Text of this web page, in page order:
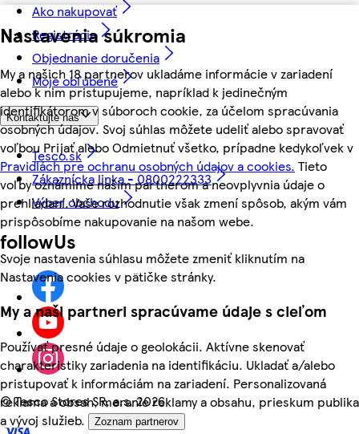
Nastavenia súkromia
My a našich 18 partnerov ukladáme informácie v zariadení
alebo k nim pristupujeme, napríklad k jedinečným
identifikátorom v súboroch cookie, za účelom spracúvania
osobných údajov. Svoj súhlas môžete udeliť alebo spravovať
voľbou Prijať alebo Odmietnuť všetko, prípadne kedykoľvek v
Pravidlách pre ochranu osobných údajov a cookies. Tieto
voľby oznámime našim partnerom a neovplyvnia údaje o
prehliadaní. Vaše rozhodnutie však zmení spôsob, akým vám
prispôsobíme nakupovanie na našom webe.
Svoje nastavenia súhlasu môžete zmeniť kliknutím na
Nastavenia cookies v pätičke stránky.
My a naši partneri spracúvame údaje s cieľom
Používať presné údaje o geolokácii. Aktívne skenovať
charakteristiky zariadenia na identifikáciu. Ukladať a/alebo
pristupovať k informáciám na zariadení. Personalizovaná
reklama a obsah, meranie reklamy a obsahu, prieskum publika
a vývoj služieb.
Zoznam partnerov
Ako nakupovať
Registrácia
Objednanie doručenia
Moje obľúbené
Kontaktujte nás
Tesco.sk
Zákaznícka linka - 0800222333
Výber obchodu
followUs
©Tesco Stores SR, a.s. 2026